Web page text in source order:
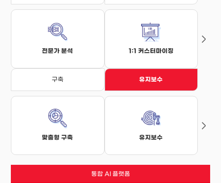
전문가 분석 1:1 커스터마이징
구축
맞춤형 구축
유지보수
유지보수
통합 AI 플랫폼